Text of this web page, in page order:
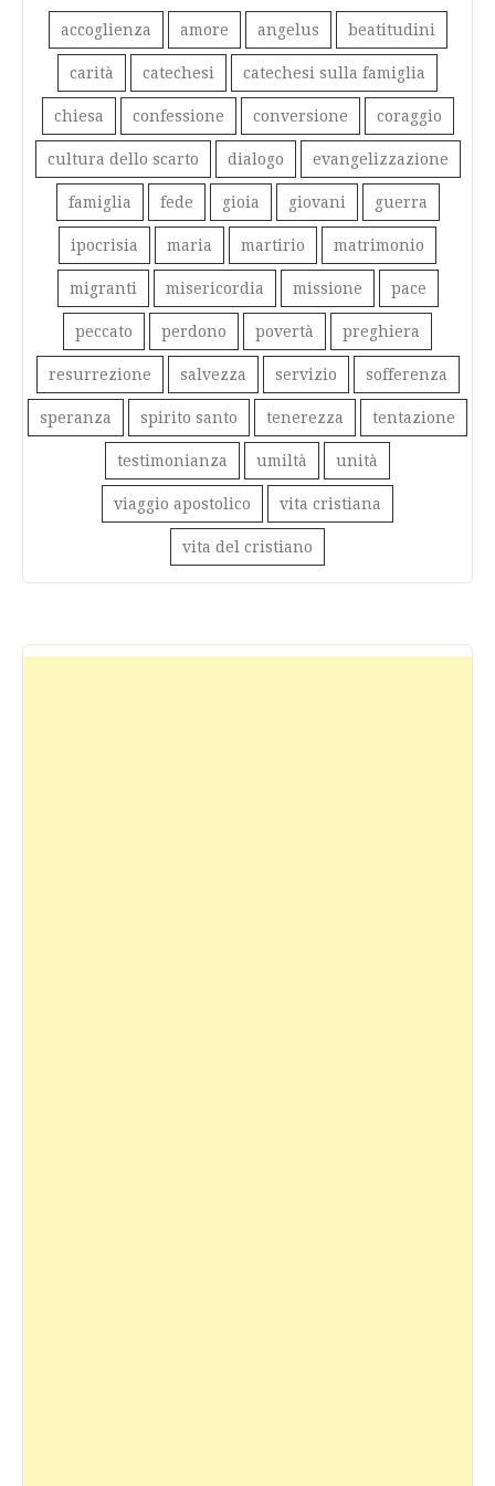
accoglienza amore angelus beatitudini
carità catechesi catechesi sulla famiglia
chiesa confessione conversione coraggio
cultura dello scarto dialogo evangelizzazione
famiglia fede gioia giovani guerra
ipocrisia maria martirio matrimonio
migranti misericordia missione pace
peccato perdono povertà preghiera
resurrezione salvezza servizio sofferenza
speranza spirito santo tenerezza tentazione
testimonianza umiltà unità
viaggio apostolico vita cristiana
vita del cristiano